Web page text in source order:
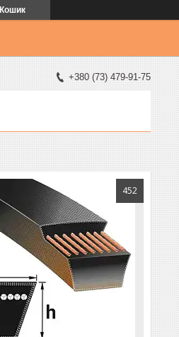
Кошик
+380 (73) 479-91-75
452